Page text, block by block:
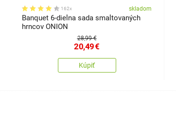
162x skladom
Banquet 6-dielna sada smaltovaných
hrncov ONION
28,99 €
20,49€
Kúpiť